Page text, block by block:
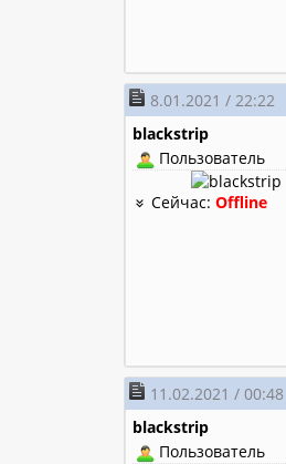
8.01.2021 / 22:22
blackstrip
Пользователь
Сейчас:Offline
11.02.2021 / 00:48
blackstrip
Пользователь